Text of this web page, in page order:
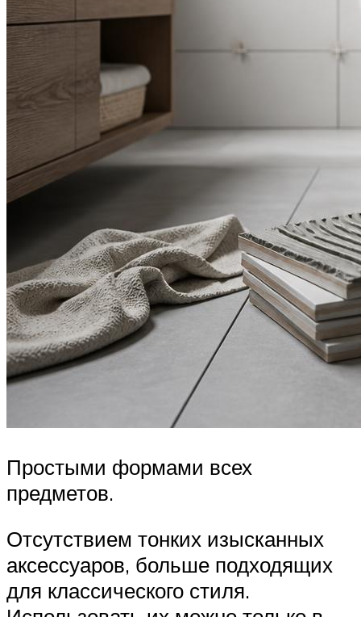
Простыми формами всех
предметов.
Отсутствием тонких изысканных
аксессуаров, больше подходящих
для классического стиля.